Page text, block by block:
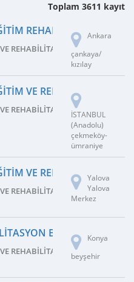
Toplam 3611 kayıt
REHABILITASYON
REHABILITASYON MERKEZI
Ankara
çankaya/
kızılay
VE REHABILITASYON
REHABILITASYON MERKEZI
İSTANBUL
(Anadolu)
çekmeköy-
ümraniye
VE REHABILITASYON
REHABILITASYON MERKEZI
Yalova
Yalova
Merkez
BEYŞEHIR
REHABILITASYON MERKEZI
Konya
beyşehir